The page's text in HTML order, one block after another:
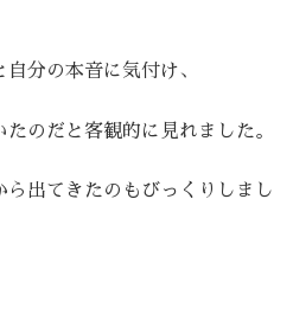
分の本音に気付け、
のだと客観的に見れました。
ら出てきたのもびっくりしまし